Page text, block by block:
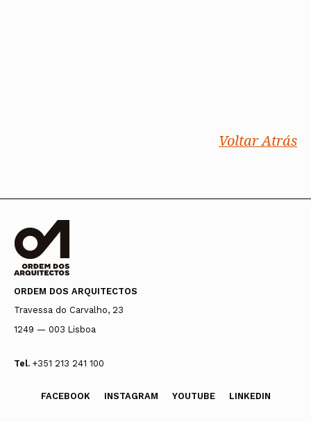
Voltar Atrás
ORDEM DOS ARQUITECTOS
Travessa do Carvalho, 23
1249 — 003 Lisboa
Tel. +351 213 241 100
FACEBOOK INSTAGRAM YOUTUBE LINKEDIN